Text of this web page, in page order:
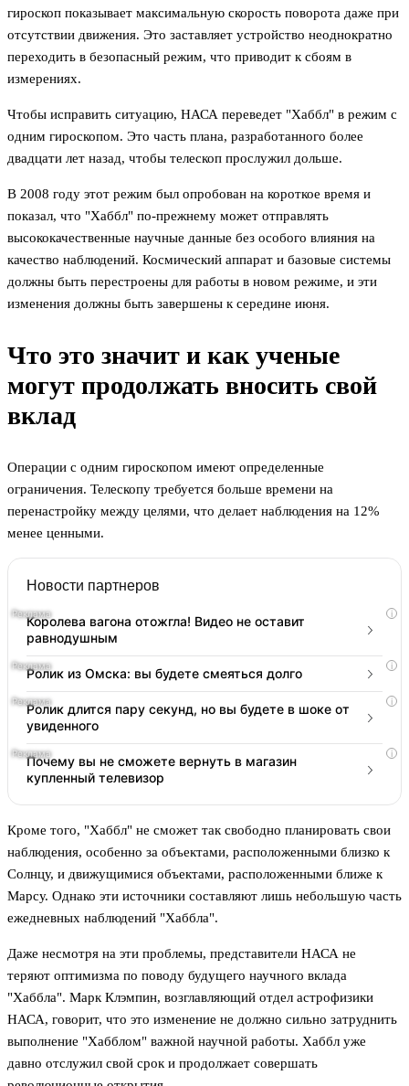
гироскоп показывает максимальную скорость поворота даже при
отсутствии движения. Это заставляет устройство неоднократно
переходить в безопасный режим, что приводит к сбоям в
измерениях.
Чтобы исправить ситуацию, НАСА переведет "Хаббл" в режим с
одним гироскопом. Это часть плана, разработанного более
двадцати лет назад, чтобы телескоп прослужил дольше.
В 2008 году этот режим был опробован на короткое время и
показал, что "Хаббл" по-прежнему может отправлять
высококачественные научные данные без особого влияния на
качество наблюдений. Космический аппарат и базовые системы
должны быть перестроены для работы в новом режиме, и эти
изменения должны быть завершены к середине июня.
Что это значит и как ученые
могут продолжать вносить свой
вклад
Операции с одним гироскопом имеют определенные
ограничения. Телескопу требуется больше времени на
перенастройку между целями, что делает наблюдения на 12%
менее ценными.
Новости партнеров
i
Королева вагона отожгла! Видео не оставит
равнодушным
i
Ролик из Омска: вы будете смеяться долго
i
Ролик длится пару секунд, но вы будете в шоке от
увиденного
i
Почему вы не сможете вернуть в магазин
купленный телевизор
Кроме того, "Хаббл" не сможет так свободно планировать свои
наблюдения, особенно за объектами, расположенными близко к
Солнцу, и движущимися объектами, расположенными ближе к
Марсу. Однако эти источники составляют лишь небольшую часть
ежедневных наблюдений "Хаббла".
Даже несмотря на эти проблемы, представители НАСА не
теряют оптимизма по поводу будущего научного вклада
"Хаббла". Марк Клэмпин, возглавляющий отдел астрофизики
НАСА, говорит, что это изменение не должно сильно затруднить
выполнение "Хабблом" важной научной работы. Хаббл уже
давно отслужил свой срок и продолжает совершать